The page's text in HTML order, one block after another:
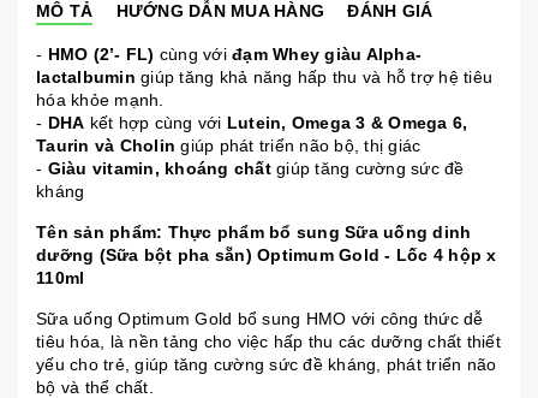
MÔ TẢ HƯỚNG DẪN MUA HÀNG ĐÁNH GIÁ
- HMO (2’- FL) cùng với đạm Whey giàu Alpha-
lactalbumin giúp tăng khả năng hấp thu và hỗ trợ hệ tiêu
hóa khỏe mạnh.
- DHA kết hợp cùng với Lutein, Omega 3 & Omega 6,
Taurin và Cholin giúp phát triển não bộ, thị giác
- Giàu vitamin, khoáng chấtgiúp tăng cường sức đề
kháng
Tên sản phẩm: Thực phẩm bổ sung Sữa uống dinh
dưỡng (Sữa bột pha sẵn) Optimum Gold - Lốc 4 hộp x
110ml
Sữa uống Optimum Gold bổ sung HMO với công thức dễ
tiêu hóa, là nền tảng cho việc hấp thu các dưỡng chất thiết
yếu cho trẻ, giúp tăng cường sức đề kháng, phát triển não
bộ và thể chất.